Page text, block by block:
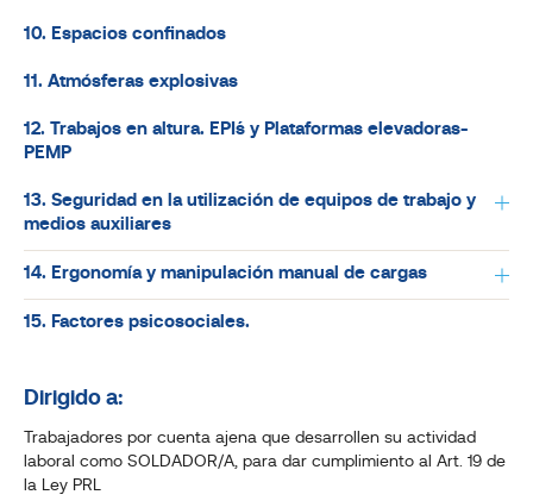
10. Espacios confinados
11. Atmósferas explosivas
12. Trabajos en altura. EPI´s y Plataformas elevadoras-
PEMP
13. Seguridad en la utilización de equipos de trabajo y
medios auxiliares
14. Ergonomía y manipulación manual de cargas
15. Factores psicosociales.
Dirigido a:
Trabajadores por cuenta ajena que desarrollen su actividad
laboral como SOLDADOR/A, para dar cumplimiento al Art. 19 de
la Ley PRL